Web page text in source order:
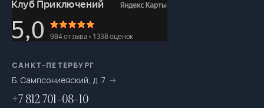
САНКТ-ПЕТЕРБУРГ
Б. Сампсониевский, д. 7
+7 812 701-08-10